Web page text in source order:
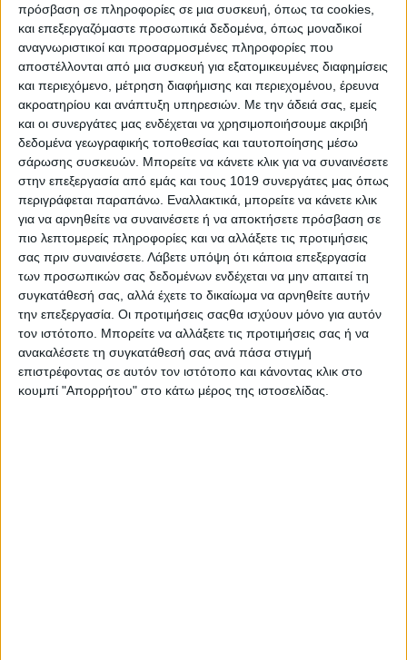
πρόσβαση σε πληροφορίες σε μια συσκευή, όπως τα cookies,
και επεξεργαζόμαστε προσωπικά δεδομένα, όπως μοναδικοί
αναγνωριστικοί και προσαρμοσμένες πληροφορίες που
αποστέλλονται από μια συσκευή για εξατομικευμένες διαφημίσεις
και περιεχόμενο, μέτρηση διαφήμισης και περιεχομένου, έρευνα
ακροατηρίου και ανάπτυξη υπηρεσιών. Με την άδειά σας, εμείς
και οι συνεργάτες μας ενδέχεται να χρησιμοποιήσουμε ακριβή
δεδομένα γεωγραφικής τοποθεσίας και ταυτοποίησης μέσω
σάρωσης συσκευών. Μπορείτε να κάνετε κλικ για να συναινέσετε
στην επεξεργασία από εμάς και τους 1019 συνεργάτες μας όπως
περιγράφεται παραπάνω. Εναλλακτικά, μπορείτε να κάνετε κλικ
για να αρνηθείτε να συναινέσετε ή να αποκτήσετε πρόσβαση σε
πιο λεπτομερείς πληροφορίες και να αλλάξετε τις προτιμήσεις
σας πριν συναινέσετε. Λάβετε υπόψη ότι κάποια επεξεργασία
των προσωπικών σας δεδομένων ενδέχεται να μην απαιτεί τη
συγκατάθεσή σας, αλλά έχετε το δικαίωμα να αρνηθείτε αυτήν
την επεξεργασία. Οι προτιμήσεις σαςθα ισχύουν μόνο για αυτόν
τον ιστότοπο. Μπορείτε να αλλάξετε τις προτιμήσεις σας ή να
ανακαλέσετε τη συγκατάθεσή σας ανά πάσα στιγμή
επιστρέφοντας σε αυτόν τον ιστότοπο και κάνοντας κλικ στο
κουμπί "Απορρήτου" στο κάτω μέρος της ιστοσελίδας.
Share:
ΠΕΡΙΓΡΑΦΉΕΠΙΠΛΈΟΝ ΠΛΗΡΟΦΟΡΊΕΣ
Το αντηλιακό της Nivea είναι σε μορφή λοσιόν, με
λεπτόρρευστη υφή που απλώνεται εύκολα και
προορίζεται για το σώμα. Έχει μεγάλη ανθεκτικότητα στο
νερό και στον ιδρώτα και γι αυτό είναι ιδανικό για όσους
κάνουν σπορ θαλάσσης και παραλίας, καθώς και άλλες
δραστηριότητες με έντονη εφίδρωση. Συστήνεται η
εφαρμογή του πριν την έκθεση στον ήλιο, καθώς και η
συχνή ανανέωσή του ειδικότερα μετά από εφίδρωση,
κολύμπι ή σκούπισμα.
Περιοχή Χρήσης: Σώματος
Δείκτης Αντηλιακής Προστασίας (SPF): 20SPF
Υφή: Λοσιόν